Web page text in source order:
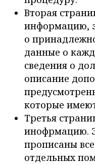
Вторая
информацию,
о
данные о
сведения о
описание
которые
Третья
инофрмацию.
прописаны
отдельных